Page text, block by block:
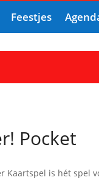
Feestjes
Pocket
Kaartspel is hét spel